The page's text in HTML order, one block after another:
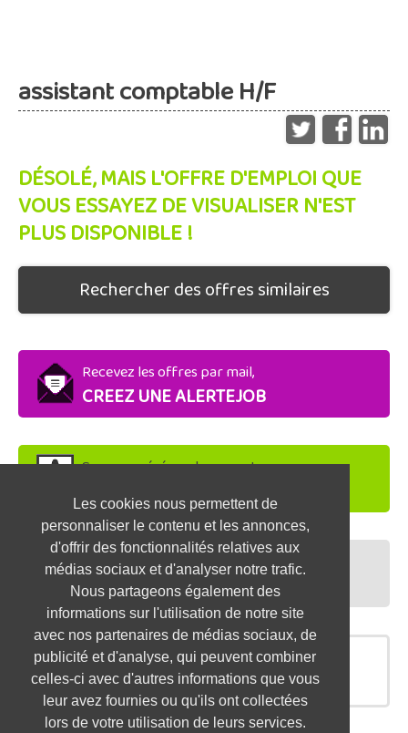
Les cookies nous permettent de
personnaliser le contenu et les annonces,
d'offrir des fonctionnalités relatives aux
médias sociaux et d'analyser notre trafic.
Nous partageons également des
informations sur l'utilisation de notre site
avec nos partenaires de médias sociaux, de
publicité et d'analyse, qui peuvent combiner
celles-ci avec d'autres informations que vous
leur avez fournies ou qu'ils ont collectées
lors de votre utilisation de leurs services.
assistant comptable H/F
DÉSOLÉ, MAIS L'OFFRE D'EMPLOI QUE
VOUS ESSAYEZ DE VISUALISER N'EST
PLUS DISPONIBLE !
Rechercher des offres similaires
Recevez les offres par mail,
CREEZ UNE ALERTEJOB
Soyez repéré par les recruteurs,
DEPOSEZ VOTRE CV
Préparez vos entretiens,
TESTEZ-VOUS
OFFRES SIMILAIRES